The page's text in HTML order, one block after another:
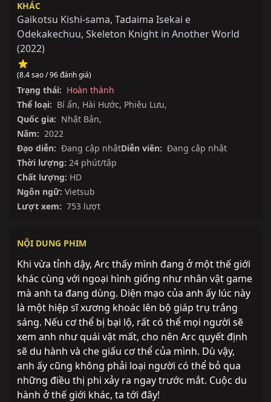
KHÁC
Gaikotsu Kishi-sama, Tadaima Isekai e
Odekakechuu, Skeleton Knight in Another World
(2022)
(8.4 sao / 96 đánh giá)
Trạng thái: Hoàn thành
Thể loại: Bí ẩn, Hài Hước, Phiêu Lưu,
Quốc gia: Nhật Bản,
Năm: 2022
Đạo diễn: Đang cập nhậtDiễn viên: Đang cập nhật
Thời lượng: 24 phút/tập
Chất lượng: HD
Ngôn ngữ: Vietsub
Lượt xem: 753 lượt
NỘI DUNG PHIM
Khi vừa tỉnh dậy, Arc thấy mình đang ở một thế giới
khác cùng với ngoại hình giống như nhân vật game
mà anh ta đang dùng. Diện mạo của anh ấy lúc này
là một hiệp sĩ xương khoác lên bộ giáp trụ trắng
sáng. Nếu cơ thể bị bại lộ, rất có thể mọi người sẽ
xem anh như quái vật mất, cho nên Arc quyết định
sẽ du hành và che giấu cơ thể của mình. Dù vậy,
anh ấy cũng không phải loại người có thể bỏ qua
những điều thị phi xảy ra ngay trước mắt. Cuộc du
hành ở thế giới khác, ta tới đây!